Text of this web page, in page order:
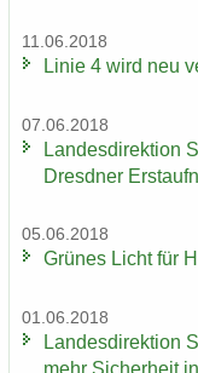
11.06.2018
Linie 4 wird neu
07.06.2018
Lan­des­di­rek­ti­on
Dresd­ner
05.06.2018
Grü­nes Licht für
01.06.2018
Lan­des­di­rek­ti­on
mehr Si­cher­heit